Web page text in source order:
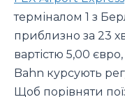
терміналом 1 з
приблизно за 23
вартістю 5,00
Bahn курсують
Щоб порівняти